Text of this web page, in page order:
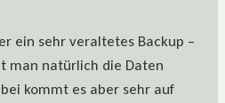
ein sehr veraltetes Backup –
man natürlich die Daten
kommt es aber sehr auf